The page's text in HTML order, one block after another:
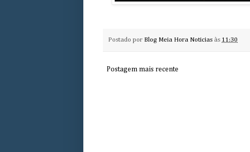
Postado por Blog Meia Hora Noticias às 11:30
Postagem mais recente